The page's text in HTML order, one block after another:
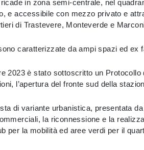
ricade in zona semi-centrale, nel
e accessibile con mezzo privato e
di Trastevere, Monteverde e
caratterizzate da ampi spazi ed ex
2023 è stato sottoscritto un
l’apertura del fronte sud della
di variante urbanistica, presentata
la riconnessione e la
per la mobilità ed aree verdi per il